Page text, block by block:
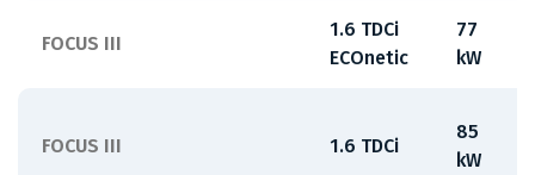
FOCUS III
1.6 TDCi
ECOnetic
77
kW
FOCUS III 1.6 TDCi
85
kW